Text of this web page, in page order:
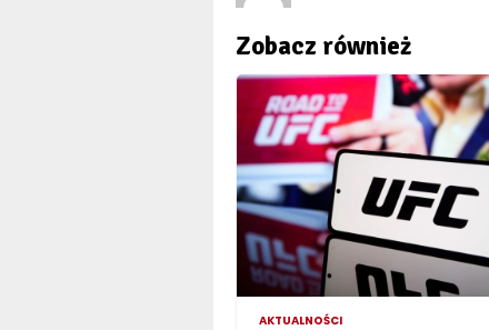
Zobacz również
AKTUALNOŚCI